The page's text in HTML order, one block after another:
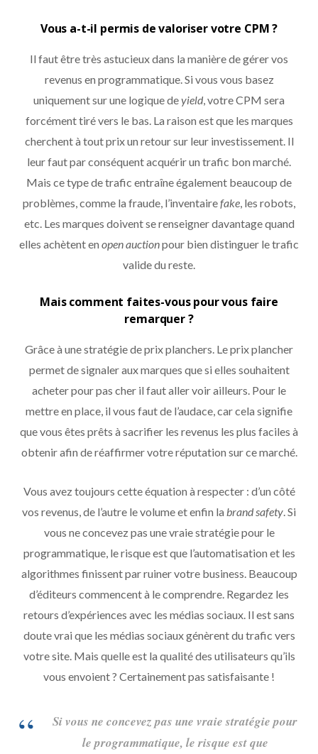
Vous a-t-il permis de valoriser votre CPM ?
Il faut être très astucieux dans la manière de gérer vos
revenus en programmatique. Si vous vous basez
uniquement sur une logique deyield, votre CPM sera
forcément tiré vers le bas. La raison est que les marques
cherchent à tout prix un retour sur leur investissement. Il
leur faut par conséquent acquérir un trafic bon marché.
Mais ce type de trafic entraîne également beaucoup de
problèmes, comme la fraude, l’inventairefake , les robots,
etc. Les marques doivent se renseigner davantage quand
elles achètent en open auctionpour bien distinguer le trafic
valide du reste.
Mais comment faites-vous pour vous faire
remarquer ?
Grâce à une stratégie de prix planchers. Le prix plancher
permet de signaler aux marques que si elles souhaitent
acheter pour pas cher il faut aller voir ailleurs. Pour le
mettre en place, il vous faut de l’audace, car cela signifie
que vous êtes prêts à sacrifier les revenus les plus faciles à
obtenir afin de réaffirmer votre réputation sur ce marché.
Vous avez toujours cette équation à respecter : d’un côté
vos revenus, de l’autre le volume et enfin la brand safety . Si
vous ne concevez pas une vraie stratégie pour le
programmatique, le risque est que l’automatisation et les
algorithmes finissent par ruiner votre business. Beaucoup
d’éditeurs commencent à le comprendre. Regardez les
retours d’expériences avec les médias sociaux. Il est sans
doute vrai que les médias sociaux génèrent du trafic vers
votre site. Mais quelle est la qualité des utilisateurs qu’ils
vous envoient ? Certainement pas satisfaisante !
Si vous ne concevez pas une vraie stratégie pour
le programmatique, le risque est que